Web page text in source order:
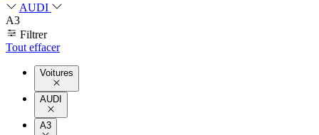
AUDI
A3
Filtrer
Tout effacer
Voitures
AUDI
A3